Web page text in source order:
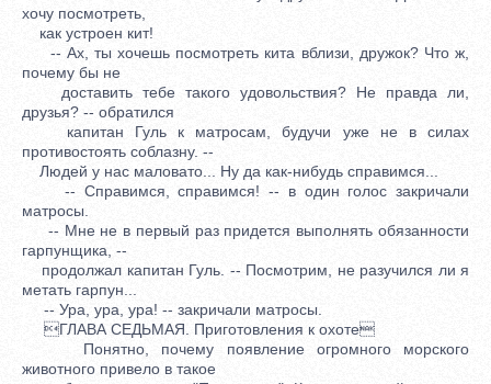
хочу посмотреть,
как устроен кит!
-- Ах, ты хочешь посмотреть кита вблизи, дружок? Что ж,
почему бы не
доставить тебе такого удовольствия? Не правда ли,
друзья? -- обратился
капитан Гуль к матросам, будучи уже не в силах
противостоять соблазну. --
Людей у нас маловато... Ну да как-нибудь справимся...
-- Справимся, справимся! -- в один голос закричали
матросы.
-- Мне не в первый раз придется выполнять обязанности
гарпунщика, --
продолжал капитан Гуль. -- Посмотрим, не разучился ли я
метать гарпун...
-- Ура, ура, ура! -- закричали матросы.
ГЛАВА СЕДЬМАЯ. Приготовления к охоте
Понятно, почему появление огромного морского
животного привело в такое